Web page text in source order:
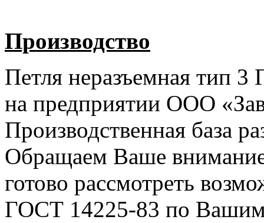
Производство
Петля неразъемная тип 3
на предприятии ООО
Производственная база
Обращаем Ваше
готово рассмотреть
ГОСТ 14225-83 по Вашим